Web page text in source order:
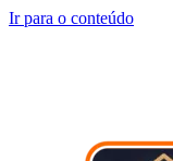
Ir para o conteúdo